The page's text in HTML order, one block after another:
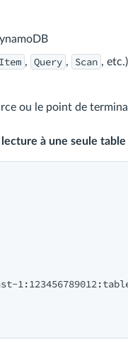
, Query , Scan , etc.)
ou le point de
à une seule table